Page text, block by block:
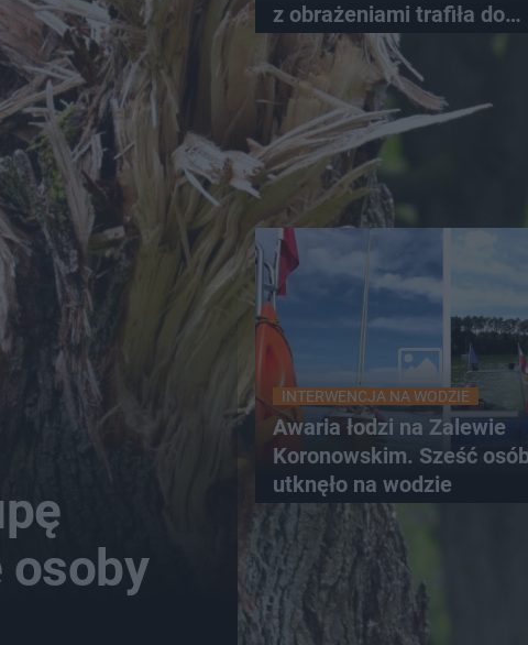
osoby
z obrażeniami trafiła do
szpitala
INTERWENCJA NA WODZIE
Awaria łodzi na Zalewie
Koronowskim. Sześć
utknęło na wodzie